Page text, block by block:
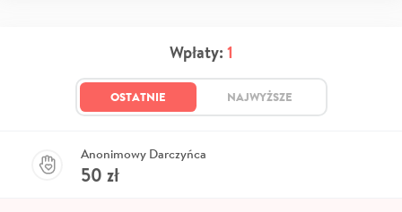
Wpłaty: 1
OSTATNIE NAJWYŻSZE
Anonimowy Darczyńca
50 zł